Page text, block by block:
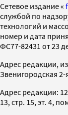
Cетевое издание «
службой по
технологий и
номер и дата
ФС77-82431 от 23
Адрес редакции,
Звенигородская 2-
Адрес редакции:
13, стр. 15, эт. 4,